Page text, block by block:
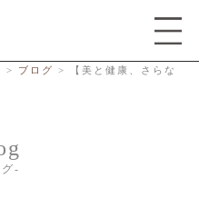
> ブログ >
【美と健康、さらな